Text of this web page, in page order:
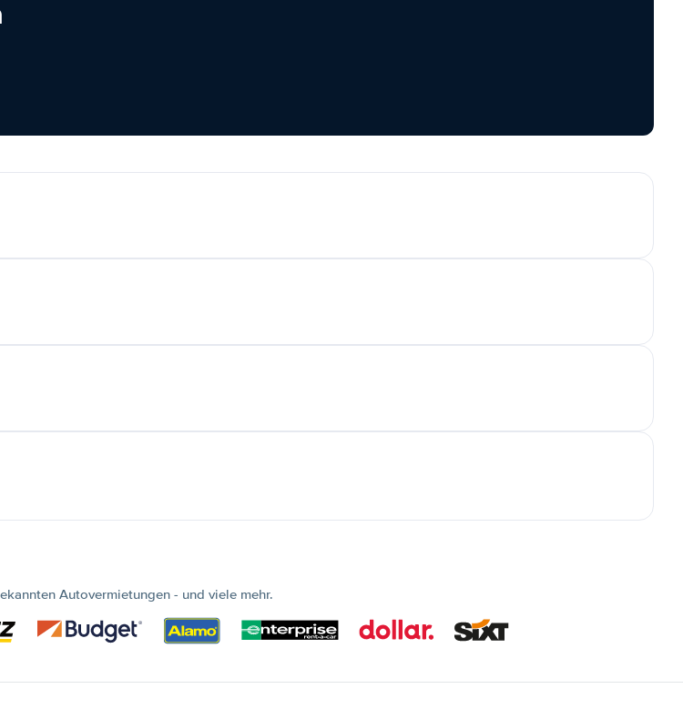
Autovermietungen - und viele mehr.